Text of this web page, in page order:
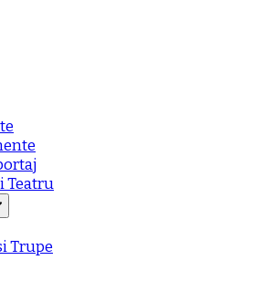
Teatru
Trupe